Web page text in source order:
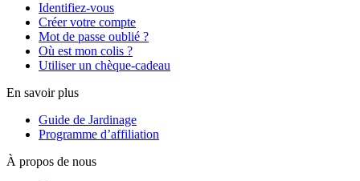
Identifiez-vous
Créer votre compte
Mot de passe oublié ?
Où est mon colis ?
Utiliser un chèque-cadeau
En savoir plus
Guide de Jardinage
Programme d’affiliation
À propos de nous